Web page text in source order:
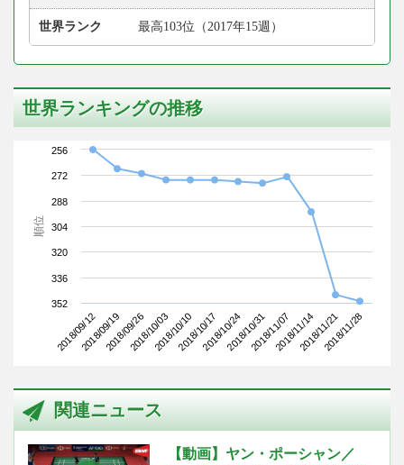
世界ランク 最高103位（2017年15週）
世界ランキングの推移
順位
2018/09/122018/09/192018/09/262018/10/032018/10/102018/10/172018/10/242018/10/312018/11/072018/11/142018/11/212018/11/28
256
272
288
304
320
336
352
関連ニュース
【動画】ヤン・ポーシャン／